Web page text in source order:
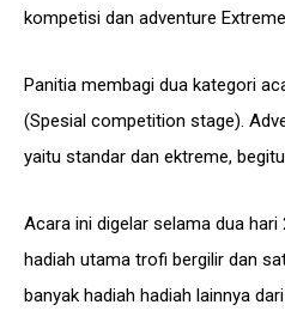
kompetisi dan adventure
Panitia membagi dua kategori
(Spesial competition stage).
yaitu standar dan ektreme,
Acara ini digelar selama dua
hadiah utama trofi bergilir dan
banyak hadiah hadiah lainnya